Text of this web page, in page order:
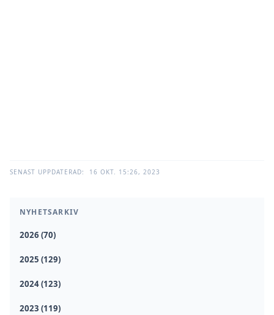
NYHETSARKIV
2026 (70)
2025 (129)
2024 (123)
2023 (119)
SENAST UPPDATERAD: 16 OKT. 15:26, 2023